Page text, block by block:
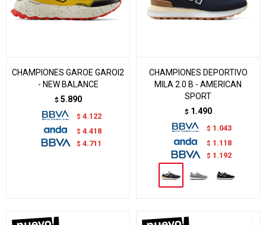
CHAMPIONES GAROE GAROI2
- NEW BALANCE
$ 5.890
$ 4.122
$ 4.418
$ 4.711
CHAMPIONES DEPORTIVO
MILA 2.0 B - AMERICAN
SPORT
$ 1.490
$ 1.043
$ 1.118
$ 1.192